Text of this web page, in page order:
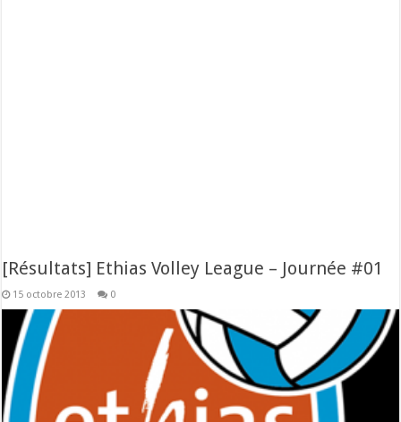
[Résultats] Ethias Volley League – Journée #01
15 octobre 2013 0